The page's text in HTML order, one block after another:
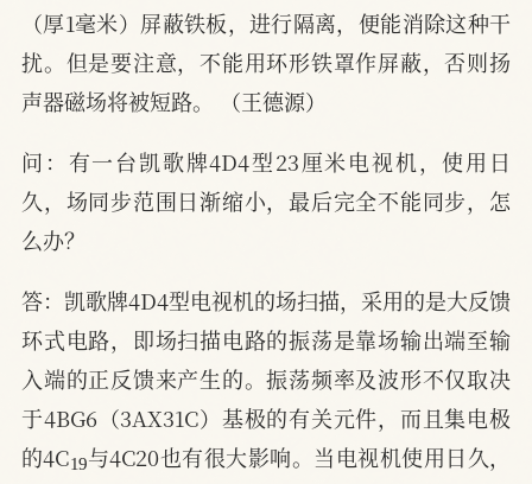
（厚1毫米）屏蔽铁板，进行隔离，便能消除这种干
扰。但是要注意，不能用环形铁罩作屏蔽，否则扬
声器磁场将被短路。 （王德源）
问：有一台凯歌牌4D4型23厘米电视机，使用日
久，场同步范围日渐缩小，最后完全不能同步，怎
么办？
答：凯歌牌4D4型电视机的场扫描，采用的是大反馈
环式电路，即场扫描电路的振荡是靠场输出端至输
入端的正反馈来产生的。振荡频率及波形不仅取决
于4BG6（3AX31C）基极的有关元件，而且集电极
的4C19与4C20也有很大影响。当电视机使用日久，